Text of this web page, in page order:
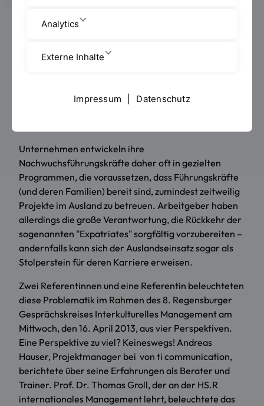
Die Welt rückt immer näher zusammen – dies zeigt
Arbeitsphase im Ausland gilt heute nicht nur für
im internationalen Wettbewerb bestehen müssen,
Unternehmen entwickeln ihre
Nachwuchsführungskräfte daher oft in gezielten
Programmen, die voraussetzen, dass Führungskräfte
(und deren Familien) bereit sind, zumindest zeitweilig
Projekte im Ausland zu betreuen. Arbeitgeber haben
allerdings die große Verantwortung, die Rückkehr der
sogenannten "Expatriates" sorgfältig vorzubereiten –
andernfalls kann sich der Auslandseinsatz sogar als
Stolperstein für deren Karriere erweisen.
Zwei Referentinnen und eine Referentin beleuchteten
diese Problematik im Rahmen des 8. Regensburger
Gesprächskreises Interkulturelles Management am
Mittwoch, den 16. April 2013, aus vier Perspektiven.
Eine Perspektive zu viel? Keineswegs! Andreas
Hauser, Projektmanager bei von ti communication,
berichtete über seine Erfahrungen als Berater und
Trainer. Prof. Dr. Thomas Groll, der an der HS.R
internationales Management lehrt, beleuchtete das
Analytics
Externe Inhalte
Impressum Datenschutz